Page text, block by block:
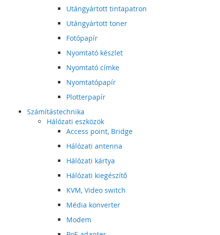
Utángyártott tintapatron
Utángyártott toner
Fotópapír
Nyomtató készlet
Nyomtató címke
Nyomtatópapír
Plotterpapír
Számítástechnika
Hálózati eszközök
Access point, Bridge
Hálózati antenna
Hálózati kártya
Hálózati kiegészítő
KVM, Video switch
Média konverter
Modem